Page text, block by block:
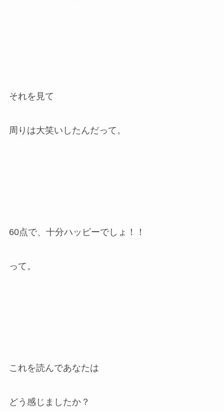
それを見て
周りは大笑いしたんだって。
60点で、十分ハッピーでしょ！！
って。
これを読んであなたは
どう感じましたか？